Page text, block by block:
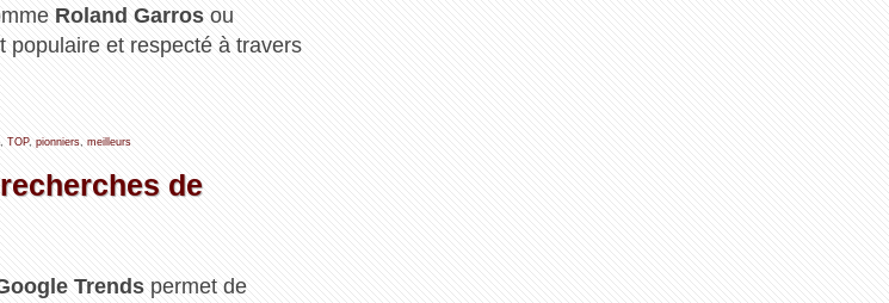
Roland Garrosou
populaire et respecté à travers
, TOP, pionniers, meilleurs
de
Trends permet de